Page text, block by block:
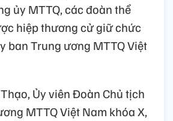
ủy MTTQ, các đoàn thể
hiệp thương cử giữ chức
ban Trung ương MTTQ Việt
Ủy viên Đoàn Chủ tịch
MTTQ Việt Nam khóa X,